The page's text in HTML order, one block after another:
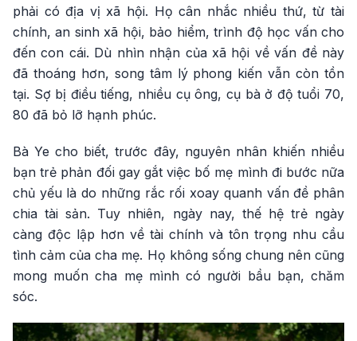
phải có địa vị xã hội. Họ cân nhắc nhiều thứ, từ tài
chính, an sinh xã hội, bảo hiểm, trình độ học vấn cho
đến con cái. Dù nhìn nhận của xã hội về vấn đề này
đã thoáng hơn, song tâm lý phong kiến vẫn còn tồn
tại. Sợ bị điều tiếng, nhiều cụ ông, cụ bà ở độ tuổi 70,
80 đã bỏ lỡ hạnh phúc.
Bà Ye cho biết, trước đây, nguyên nhân khiến nhiều
bạn trẻ phản đối gay gắt việc bố mẹ mình đi bước nữa
chủ yếu là do những rắc rối xoay quanh vấn đề phân
chia tài sản. Tuy nhiên, ngày nay, thế hệ trẻ ngày
càng độc lập hơn về tài chính và tôn trọng nhu cầu
tình cảm của cha mẹ. Họ không sống chung nên cũng
mong muốn cha mẹ mình có người bầu bạn, chăm
sóc.